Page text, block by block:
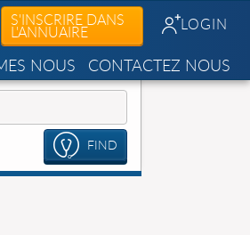
S'INSCRIRE DANS
L'ANNUAIRE LOGIN
NOUS CONTACTEZ NOUS
FIND